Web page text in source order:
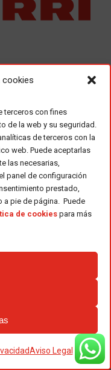
cookies
terceros con fines
de la web y su seguridad.
de terceros con la
web. Puede aceptarlas
las necesarias,
panel de configuración
prestado,
a pie de página. Puede
de cookiespara más
Aviso Legal